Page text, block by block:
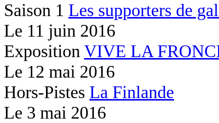
Saison 1 Les supporters de
Le 11 juin 2016
Exposition VIVE LA
Le 12 mai 2016
Hors-Pistes La Finlande
Le 3 mai 2016